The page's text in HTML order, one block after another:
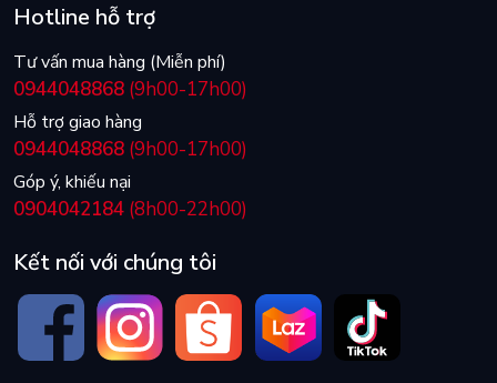
Hotline hỗ trợ
Tư vấn mua hàng (Miễn phí)
0944048868 (9h00-17h00)
Hỗ trợ giao hàng
0944048868 (9h00-17h00)
Góp ý, khiếu nại
0904042184 (8h00-22h00)
Kết nối với chúng tôi